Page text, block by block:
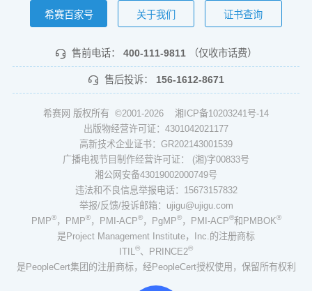
希赛百家号 关于我们 证书查询
售前电话： 400-111-9811 （仅收市话费）
售后投诉： 156-1612-8671
希赛网 版权所有 ©2001-2026 湘ICP备10203241号-14
出版物经营许可证：4301042021177
高新技术企业证书：GR202143001539
广播电视节目制作经营许可证： (湘)字00833号
湘公网安备43019002000749号
违法和不良信息举报电话：15673157832
举报/反馈/投诉邮箱：ujigu@ujigu.com
PMP®，PMP®，PMI-ACP®，PgMP®，PMI-ACP®和PMBOK®
是Project Management Institute，Inc.的注册商标
ITIL ®、PRINCE2®
是PeopleCert集团的注册商标，经PeopleCert授权使用，保留所有权利